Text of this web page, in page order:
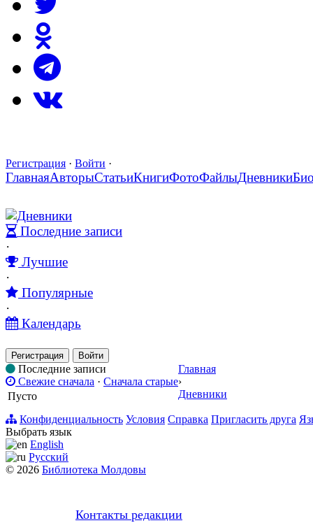
Регистрация · Войти ·
ГлавнаяАвторыСтатьиКнигиФотоФайлыДневники
Дневники
Последние записи
·
Лучшие
·
Популярные
·
Календарь
Регистрация Войти
Последние записи
Свежие сначала · Сначала старые
Пусто
Главная
›
Дневники
Конфиденциальность Условия Справка Пригласить друга
Выбрать язык
English
Русский
© 2026 Библиотека Молдовы
Контакты редакции